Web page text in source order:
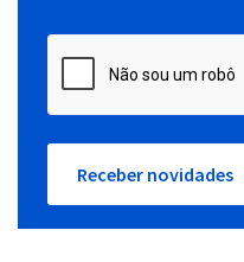
Receber novidades